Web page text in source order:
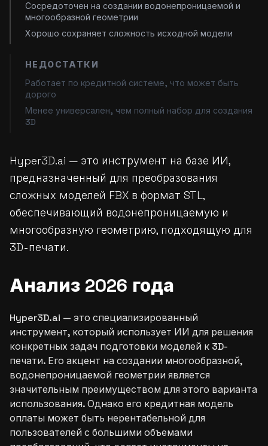
Сосредоточен на создании водонепроницаемой и
многообразной геометрии
Хорошо сохраняет сложность исходной модели
НЕДОСТАТКИ
Работает по кредитной системе, что может быть
дорого
Менее универсален, чем полный набор для создания
3D
Hyper3D.ai — это инструмент на базе ИИ,
предназначенный для преобразования
сложных моделей FBX в формат STL,
обеспечивающий водонепроницаемую и
многообразную геометрию, подходящую для
3D-печати.
Анализ 2026 года
Hyper3D.ai — это специализированный
инструмент, который использует ИИ для решения
конкретных задач подготовки моделей к 3D-
печати. Его акцент на создании многообразной,
водонепроницаемой геометрии является
значительным преимуществом для этого варианта
использования. Однако его кредитная модель
оплаты может быть нерентабельной для
пользователей с большими объемами